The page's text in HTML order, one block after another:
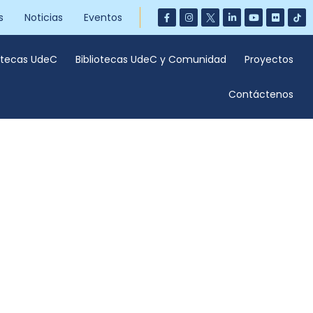
Noticias Eventos
UdeC Bibliotecas UdeC y Comunidad Proyectos
Contáctenos